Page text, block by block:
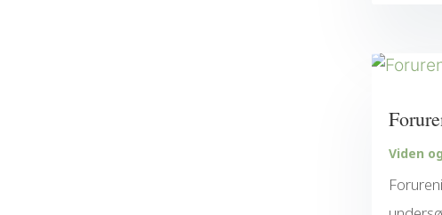
Viden